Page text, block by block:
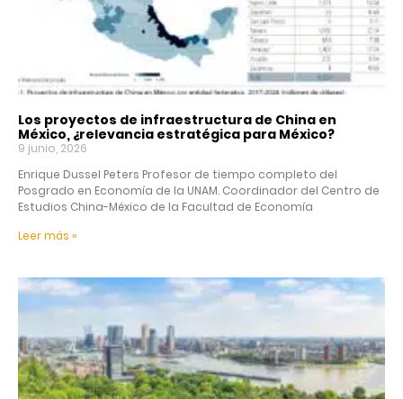
Los proyectos de infraestructura de China en
México, ¿relevancia estratégica para México?
9 junio, 2026
Enrique Dussel Peters Profesor de tiempo completo del
Posgrado en Economía de la UNAM. Coordinador del Centro de
Estudios China-México de la Facultad de Economía
Leer más »